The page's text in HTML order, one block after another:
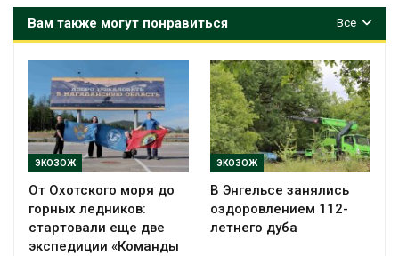
Все
Вам также могут понравиться
ЭКОЗОЖ
От Охотского моря до
горных ледников:
стартовали еще две
экспедиции «Команды
ЭКОЗОЖ
В Энгельсе занялись
оздоровлением 112-
летнего дуба